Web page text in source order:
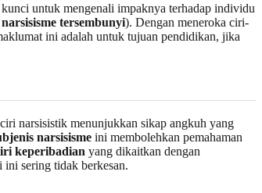
untuk mengenali impaknya terhadap individu
narsisisme tersembunyi). Dengan meneroka ciri-
ini adalah untuk tujuan pendidikan, jika
narsisistik menunjukkan sikap angkuh yang
narsisisme ini membolehkan pemahaman
keperibadian yang dikaitkan dengan
ini sering tidak berkesan.